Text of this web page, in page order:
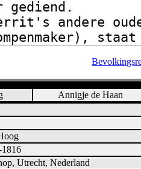
Annigje de Haan
Utrecht, Nederland